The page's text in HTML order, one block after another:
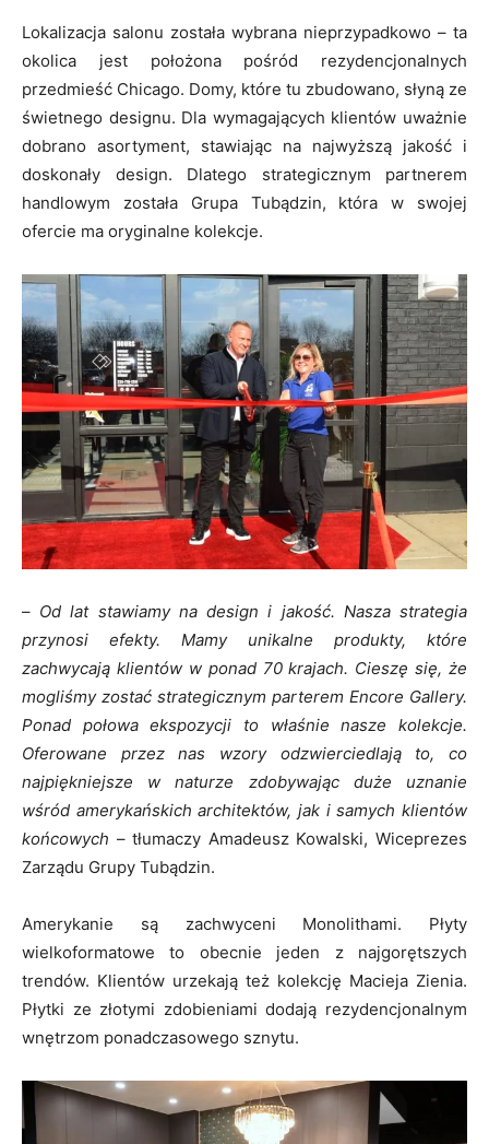
Lokalizacja salonu została wybrana nieprzypadkowo – ta
okolica jest położona pośród rezydencjonalnych
przedmieść Chicago. Domy, które tu zbudowano, słyną ze
świetnego designu. Dla wymagających klientów uważnie
dobrano asortyment, stawiając na najwyższą jakość i
doskonały design. Dlatego strategicznym partnerem
handlowym została Grupa Tubądzin, która w swojej
ofercie ma oryginalne kolekcje.
– Od lat stawiamy na design i jakość. Nasza strategia
przynosi efekty. Mamy unikalne produkty, które
zachwycają klientów w ponad 70 krajach. Cieszę się, że
mogliśmy zostać strategicznym parterem Encore Gallery.
Ponad połowa ekspozycji to właśnie nasze kolekcje.
Oferowane przez nas wzory odzwierciedlają to, co
najpiękniejsze w naturze zdobywając duże uznanie
wśród amerykańskich architektów, jak i samych klientów
końcowych – tłumaczy Amadeusz Kowalski, Wiceprezes
Zarządu Grupy Tubądzin.
Amerykanie są zachwyceni Monolithami. Płyty
wielkoformatowe to obecnie jeden z najgorętszych
trendów. Klientów urzekają też kolekcję Macieja Zienia.
Płytki ze złotymi zdobieniami dodają rezydencjonalnym
wnętrzom ponadczasowego sznytu.